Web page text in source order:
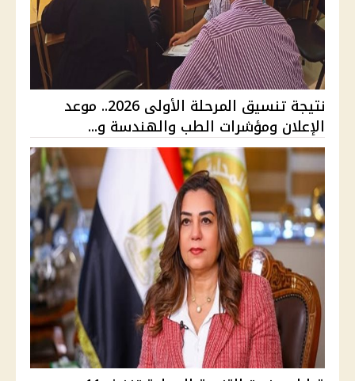
نتيجة تنسيق المرحلة الأولى 2026.. موعد
الإعلان ومؤشرات الطب والهندسة و...